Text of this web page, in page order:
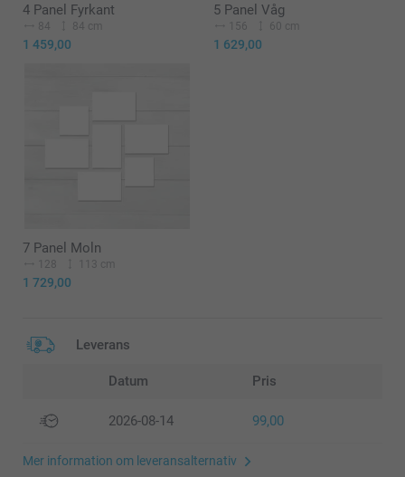
4 Panel Fyrkant
84 84 cm
1 459,00
5 Panel Våg
156 60 cm
1 629,00
7 Panel Moln
128 113 cm
1 729,00
Leverans
Datum Pris
2026-08-14 99,00
Mer information om leveransalternativ